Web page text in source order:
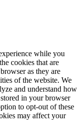
while you
cookies that are
as they are
of the website. We
and understand how
in your browser
to opt-out of these
may affect your